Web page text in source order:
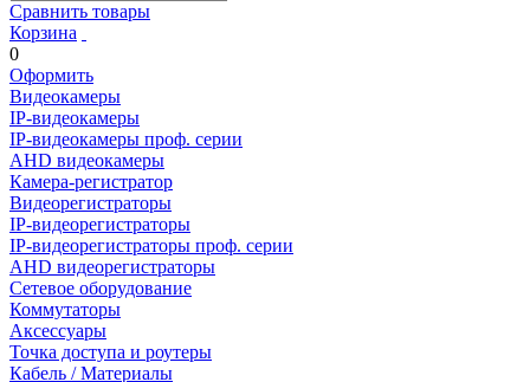
Сравнить товары
Корзина
0
Оформить
Видеокамеры
IP-видеокамеры
IP-видеокамеры проф. серии
AHD видеокамеры
Камера-регистратор
Видеорегистраторы
IP-видеорегистраторы
IP-видеорегистраторы проф. серии
AHD видеорегистраторы
Сетевое оборудование
Коммутаторы
Аксессуары
Точка доступа и роутеры
Кабель / Материалы